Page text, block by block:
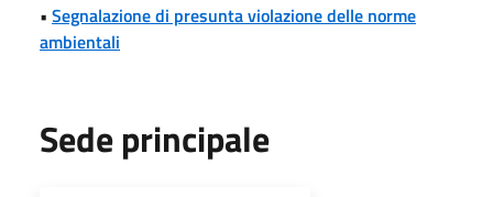
• Segnalazione di presunta violazione delle norme
ambientali
Sede principale